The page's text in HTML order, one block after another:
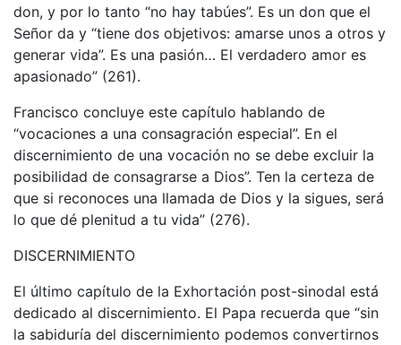
don, y por lo tanto “no hay tabúes”. Es un don que el
Señor da y “tiene dos objetivos: amarse unos a otros y
generar vida”. Es una pasión… El verdadero amor es
apasionado” (261).
Francisco concluye este capítulo hablando de
“vocaciones a una consagración especial”. En el
discernimiento de una vocación no se debe excluir la
posibilidad de consagrarse a Dios”. Ten la certeza de
que si reconoces una llamada de Dios y la sigues, será
lo que dé plenitud a tu vida” (276).
DISCERNIMIENTO
El último capítulo de la Exhortación post-sinodal está
dedicado al discernimiento. El Papa recuerda que “sin
la sabiduría del discernimiento podemos convertirnos